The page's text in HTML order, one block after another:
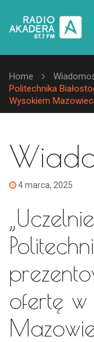
Home
Politechnika
Wysokiem
4 marca, 2025
ofertę w